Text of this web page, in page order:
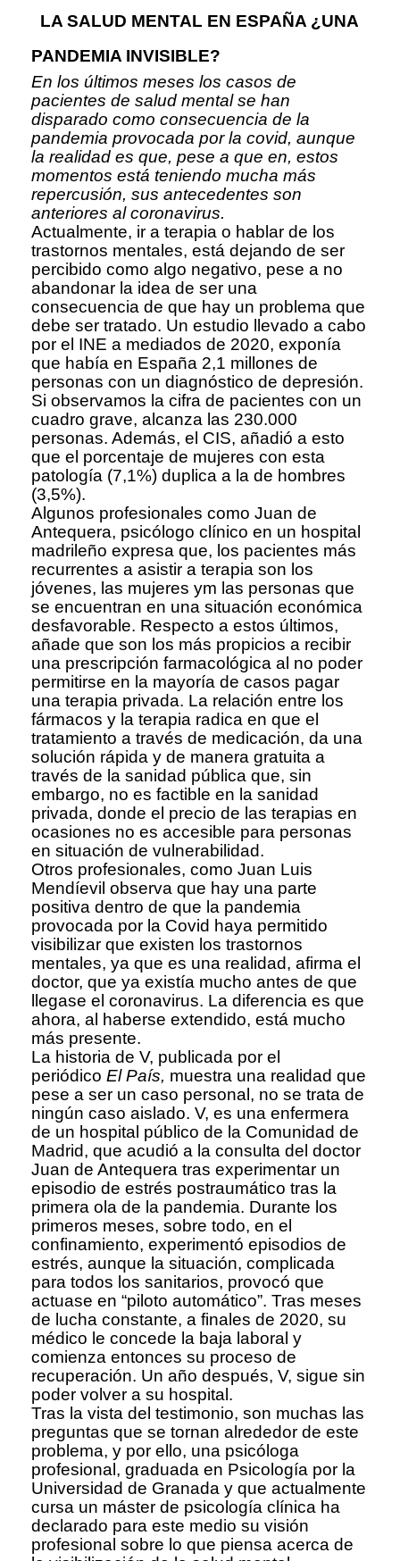
LA SALUD MENTAL EN ESPAÑA ¿UNA
PANDEMIA INVISIBLE?
En los últimos meses los casos de
pacientes de salud mental se han
disparado como consecuencia de la
pandemia provocada por la covid, aunque
la realidad es que, pese a que en, estos
momentos está teniendo mucha más
repercusión, sus antecedentes son
anteriores al coronavirus.
Actualmente, ir a terapia o hablar de los
trastornos mentales, está dejando de ser
percibido como algo negativo, pese a no
abandonar la idea de ser una
consecuencia de que hay un problema que
debe ser tratado. Un estudio llevado a cabo
por el INE a mediados de 2020, exponía
que había en España 2,1 millones de
personas con un diagnóstico de depresión.
Si observamos la cifra de pacientes con un
cuadro grave, alcanza las 230.000
personas. Además, el CIS, añadió a esto
que el porcentaje de mujeres con esta
patología (7,1%) duplica a la de hombres
(3,5%).
Algunos profesionales como Juan de
Antequera, psicólogo clínico en un hospital
madrileño expresa que, los pacientes más
recurrentes a asistir a terapia son los
jóvenes, las mujeres ym las personas que
se encuentran en una situación económica
desfavorable. Respecto a estos últimos,
añade que son los más propicios a recibir
una prescripción farmacológica al no poder
permitirse en la mayoría de casos pagar
una terapia privada. La relación entre los
fármacos y la terapia radica en que el
tratamiento a través de medicación, da una
solución rápida y de manera gratuita a
través de la sanidad pública que, sin
embargo, no es factible en la sanidad
privada, donde el precio de las terapias en
ocasiones no es accesible para personas
en situación de vulnerabilidad.
Otros profesionales, como Juan Luis
Mendíevil observa que hay una parte
positiva dentro de que la pandemia
provocada por la Covid haya permitido
visibilizar que existen los trastornos
mentales, ya que es una realidad, afirma el
doctor, que ya existía mucho antes de que
llegase el coronavirus. La diferencia es que
ahora, al haberse extendido, está mucho
más presente.
La historia de V, publicada por el
periódico El País, muestra una realidad que
pese a ser un caso personal, no se trata de
ningún caso aislado. V, es una enfermera
de un hospital público de la Comunidad de
Madrid, que acudió a la consulta del doctor
Juan de Antequera tras experimentar un
episodio de estrés postraumático tras la
primera ola de la pandemia. Durante los
primeros meses, sobre todo, en el
confinamiento, experimentó episodios de
estrés, aunque la situación, complicada
para todos los sanitarios, provocó que
actuase en “piloto automático”. Tras meses
de lucha constante, a finales de 2020, su
médico le concede la baja laboral y
comienza entonces su proceso de
recuperación. Un año después, V, sigue sin
poder volver a su hospital.
Tras la vista del testimonio, son muchas las
preguntas que se tornan alrededor de este
problema, y por ello, una psicóloga
profesional, graduada en Psicología por la
Universidad de Granada y que actualmente
cursa un máster de psicología clínica ha
declarado para este medio su visión
profesional sobre lo que piensa acerca de